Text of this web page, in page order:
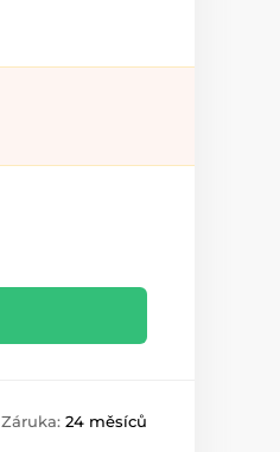
Záruka: 24 měsíců